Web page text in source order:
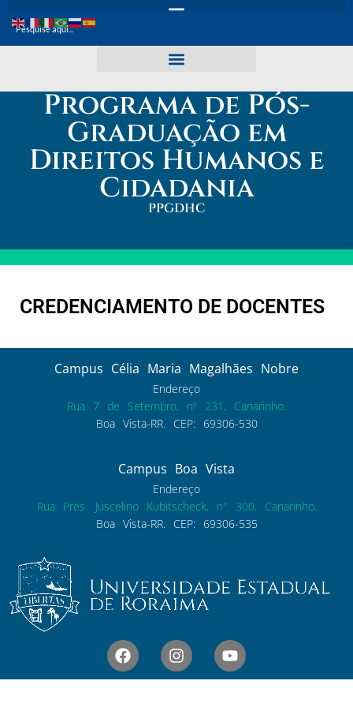
Programa de Pós-
Graduação em
Direitos Humanos e
Cidadania
PPGDHC
CREDENCIAMENTO DE DOCENTES
Campus Célia Maria Magalhães Nobre
Endereço
Rua 7 de Setembro, nº 231, Canarinho.
Boa Vista-RR. CEP: 69306-530
Campus Boa Vista
Endereço
Rua Pres. Juscelino Kubitscheck, n° 300, Canarinho.
Boa Vista-RR. CEP: 69306-535